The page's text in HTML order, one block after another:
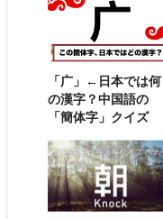
「广」←日本では何
の漢字？中国語の
「簡体字」クイズ